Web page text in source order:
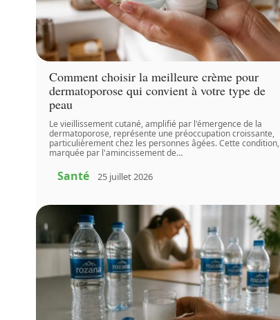
Comment choisir la meilleure crème pour
dermatoporose qui convient à votre type de
peau
Le vieillissement cutané, amplifié par l'émergence de la
dermatoporose, représente une préoccupation croissante,
particulièrement chez les personnes âgées. Cette condition,
marquée par l'amincissement de…
Santé 25 juillet 2026